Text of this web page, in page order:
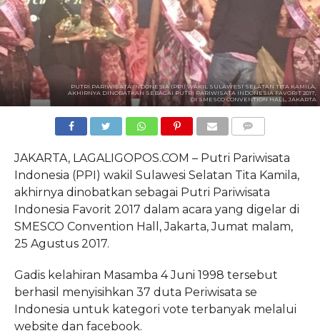
PUTRI PARIWISATA INDONESIA (PPI) WAKIL SULAWESI SELATAN TITA KAMILA,
AKHIRNYA DINOBATKAN SEBAGAI PUTRI PARIWISATA INDONESIA FAVORIT 2017,
DI SMESCO CONVENTION HALL, JAKARTA
JAKARTA, LAGALIGOPOS.COM – Putri Pariwisata
Indonesia (PPI) wakil Sulawesi Selatan Tita Kamila,
akhirnya dinobatkan sebagai Putri Pariwisata
Indonesia Favorit 2017 dalam acara yang digelar di
SMESCO Convention Hall, Jakarta, Jumat malam,
25 Agustus 2017.
Gadis kelahiran Masamba 4 Juni 1998 tersebut
berhasil menyisihkan 37 duta Periwisata se
Indonesia untuk kategori vote terbanyak melalui
website dan facebook.